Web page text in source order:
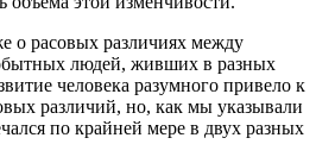
о расовых различиях между
людей, живших в разных
человека разумного привело к
различий, но, как мы указывали
по крайней мере в двух разных